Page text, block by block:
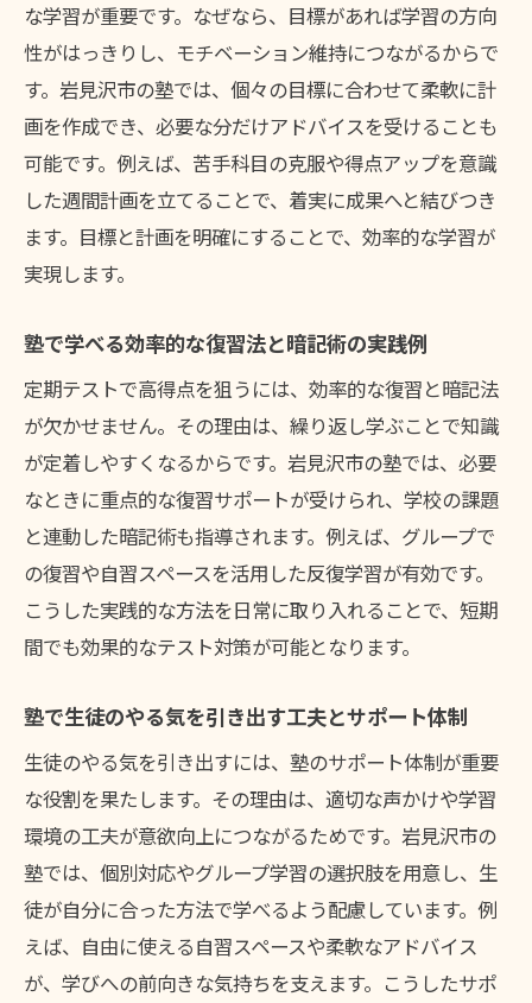
塾での定期テスト対策を保護者が支援する
方法
塾の学習管理で自主性を伸ばす取り組み
定期テストに強い塾の選び方を紹介
定期テスト対策に特化した塾選びの基準
塾のサポート体制と学習サポートの見極め
方
方法
塾の指導方針と定期テスト対策の相性を確
認
塾の体験授業で定期テスト対策を体感する
意義
塾のサポート内容と料金のバランスを比較
塾で実践する定期テスト学習計画の立て方
塾での定期テスト目標設定と達成プロセス
塾を活用した効率的な学習スケジュールの
作り方
ント
塾の復習サイクルで定期テスト対策を徹底
塾の教材を活かした定期テスト直前対策
塾を利用した定期テスト後の振り返り方法
定期テストに最適な塾のサポート体制とは
塾の個別相談サポートの活用ポイント
な学習が重要です。なぜなら、目標があれば学習の方向
性がはっきりし、モチベーション維持につながるからで
す。岩見沢市の塾では、個々の目標に合わせて柔軟に計
画を作成でき、必要な分だけアドバイスを受けることも
可能です。例えば、苦手科目の克服や得点アップを意識
した週間計画を立てることで、着実に成果へと結びつき
ます。目標と計画を明確にすることで、効率的な学習が
実現します。
塾で学べる効率的な復習法と暗記術の実践例
定期テストで高得点を狙うには、効率的な復習と暗記法
が欠かせません。その理由は、繰り返し学ぶことで知識
が定着しやすくなるからです。岩見沢市の塾では、必要
なときに重点的な復習サポートが受けられ、学校の課題
と連動した暗記術も指導されます。例えば、グループで
の復習や自習スペースを活用した反復学習が有効です。
こうした実践的な方法を日常に取り入れることで、短期
間でも効果的なテスト対策が可能となります。
塾で生徒のやる気を引き出す工夫とサポート体制
生徒のやる気を引き出すには、塾のサポート体制が重要
な役割を果たします。その理由は、適切な声かけや学習
環境の工夫が意欲向上につながるためです。岩見沢市の
塾では、個別対応やグループ学習の選択肢を用意し、生
徒が自分に合った方法で学べるよう配慮しています。例
えば、自由に使える自習スペースや柔軟なアドバイス
が、学びへの前向きな気持ちを支えます。こうしたサポ